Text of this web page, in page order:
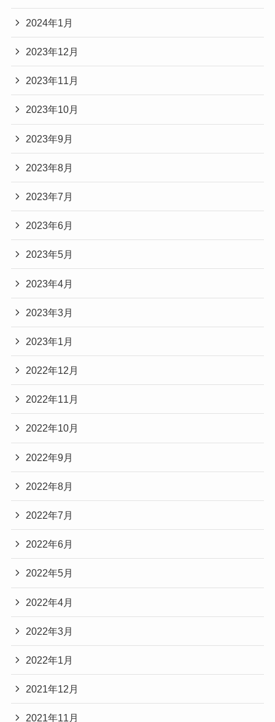
2024年1月
2023年12月
2023年11月
2023年10月
2023年9月
2023年8月
2023年7月
2023年6月
2023年5月
2023年4月
2023年3月
2023年1月
2022年12月
2022年11月
2022年10月
2022年9月
2022年8月
2022年7月
2022年6月
2022年5月
2022年4月
2022年3月
2022年1月
2021年12月
2021年11月